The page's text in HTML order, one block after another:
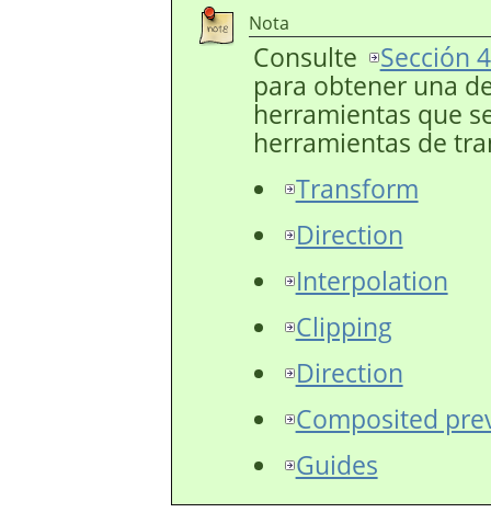
Nota
Consulte
Sección
para obtener una
herramientas que
herramientas de
Transform
Direction
Interpolation
Clipping
Direction
Composited
Guides